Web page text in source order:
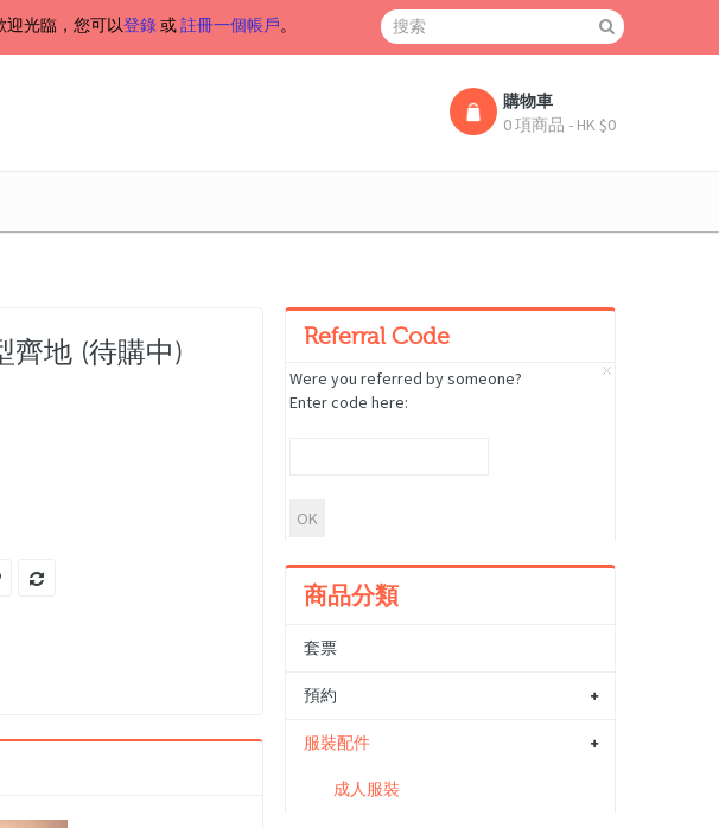
迎光臨，您可以登錄或註冊一個帳戶。
購物車
0 項商品 - HK $0
齊地 (待購中)
Referral Code
Were you referred by someone?
Enter code here:
商品分類
套票
預約
服裝配件
成人服裝